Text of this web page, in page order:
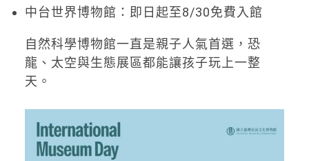
中台世界博物館：即日起至8/30免費入館
自然科學博物館一直是親子人氣首選，恐
龍、太空與生態展區都能讓孩子玩上一整
天。